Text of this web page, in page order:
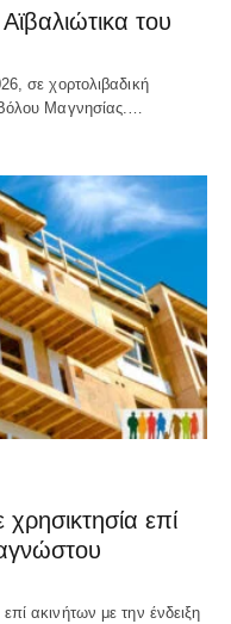
του
σε χορτολιβαδική
Μαγνησίας.…
επί
ακινήτων με την ένδειξη